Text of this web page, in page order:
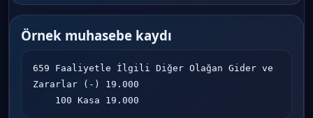
Örnek muhasebe kaydı
659 Faaliyetle İlgili Diğer Olağan Gider ve
Zararlar (-) 19.000
    100 Kasa 19.000